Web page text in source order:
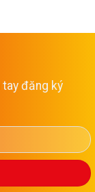
tay đăng ký